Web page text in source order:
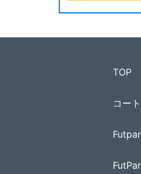
TOP
コー